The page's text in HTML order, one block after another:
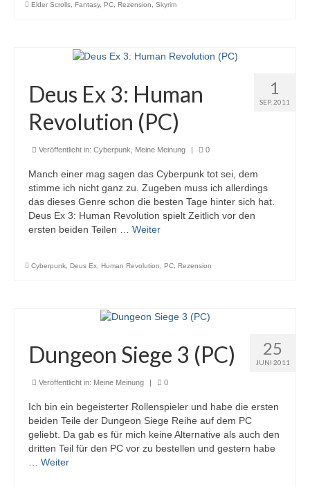
Elder Scrolls, Fantasy, PC, Rezension, Skyrim
1
SEP. 2011
Deus Ex 3: Human
Revolution (PC)
Veröffentlicht in: Cyberpunk Meine Meinung | 0
Manch einer mag sagen das Cyberpunk tot sei, dem
stimme ich nicht ganz zu. Zugeben muss ich allerdings
das dieses Genre schon die besten Tage hinter sich hat.
Deus Ex 3: Human Revolution spielt Zeitlich vor den
ersten beiden Teilen … Weiter
Cyberpunk Deus Ex Human Revolution PC Rezension
25
JUNI 2011
Dungeon Siege 3 (PC)
Veröffentlicht in: Meine Meinung | 0
Ich bin ein begeisterter Rollenspieler und habe die ersten
beiden Teile der Dungeon Siege Reihe auf dem PC
geliebt. Da gab es für mich keine Alternative als auch den
dritten Teil für den PC vor zu bestellen und gestern habe
Weiter